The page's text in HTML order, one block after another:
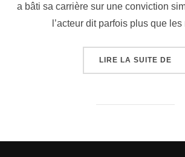
a bâti sa carrière sur une conviction
l’acteur dit parfois plus que
LIRE LA SUITE DE